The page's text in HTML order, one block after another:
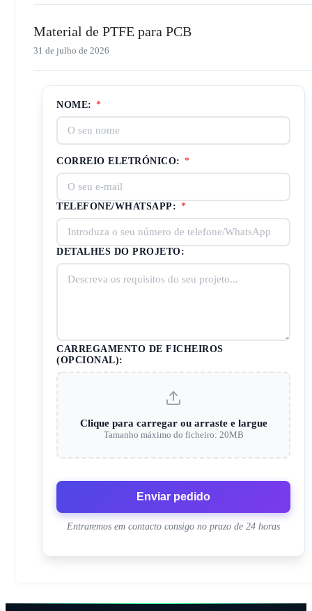
Material de PTFE para PCB
31 de julho de 2026
NOME: *
CORREIO ELETRÓNICO: *
TELEFONE/WHATSAPP: *
DETALHES DO PROJETO:
CARREGAMENTO DE FICHEIROS
(OPCIONAL):
Clique para carregar ou arraste e largue
Tamanho máximo do ficheiro: 20MB
Enviar pedido
Entraremos em contacto consigo no prazo de 24 horas